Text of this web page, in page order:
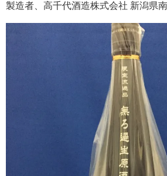
製造者、高千代酒造株式会社 新潟県